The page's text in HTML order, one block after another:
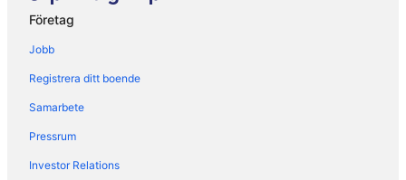
Hotell i Rom
Hotell i närheten av Rome Termini station
Hotell i Lazio
Företag
Jobb
Registrera ditt boende
Samarbete
Pressrum
Investor Relations